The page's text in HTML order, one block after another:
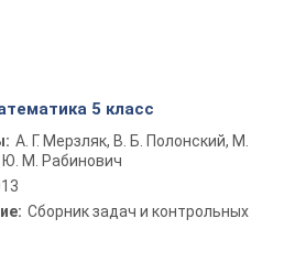
5 класс
А. Г. Мерзляк, В. Б. Полонский, М.
Ю. М. Рабинович
Сборник задач и контрольных